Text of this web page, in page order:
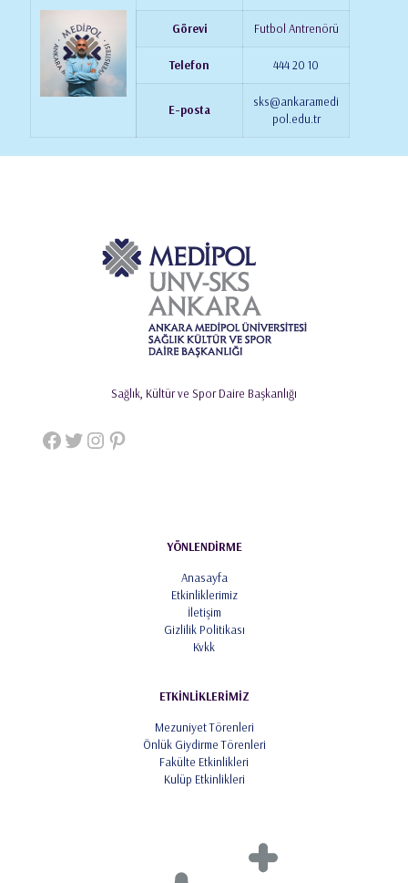
Görevi Futbol Antrenörü
Telefon 444 20 10
E-posta
sks@ankaramedi
pol.edu.tr
Sağlık, Kültür ve Spor Daire Başkanlığı
Facebook
Twitter
Instagram
Pinterest
YÖNLENDİRME
Anasayfa
Etkinliklerimiz
İletişim
Gizlilik Politikası
Kvkk
ETKİNLİKLERİMİZ
Mezuniyet Törenleri
Önlük Giydirme Törenleri
Fakülte Etkinlikleri
Kulüp Etkinlikleri